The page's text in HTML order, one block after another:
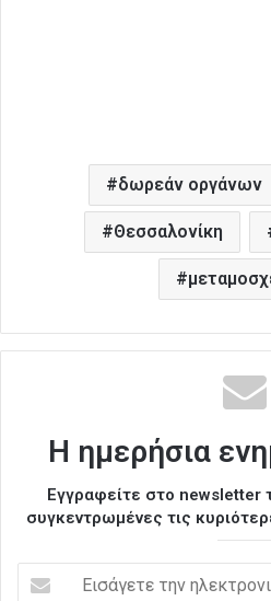
δωρεάν οργάνων
Θεσσαλονίκη
Η ημερήσια
Εγγραφείτε στο newsletter
συγκεντρωμένες τις